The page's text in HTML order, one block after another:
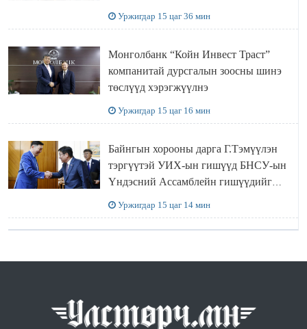
Уржигдар 15 цаг 36 мин
Монголбанк “Койн Инвест Траст”
компанитай дурсгалын зоосны шинэ
төслүүд хэрэгжүүлнэ
Уржигдар 15 цаг 16 мин
Байнгын хорооны дарга Г.Тэмүүлэн
тэргүүтэй УИХ-ын гишүүд БНСУ-ын
Үндэсний Ассамблейн гишүүдийг
Уржигдар 15 цаг 14 мин